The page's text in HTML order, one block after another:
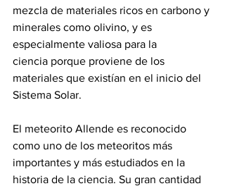
mezcla de materiales ricos en carbono y
minerales como olivino, y es
especialmente valiosa para la
ciencia porque proviene de los
materiales que existían en el inicio del
Sistema Solar.
El meteorito Allende es reconocido
como uno de los meteoritos más
importantes y más estudiados en la
historia de la ciencia. Su gran cantidad